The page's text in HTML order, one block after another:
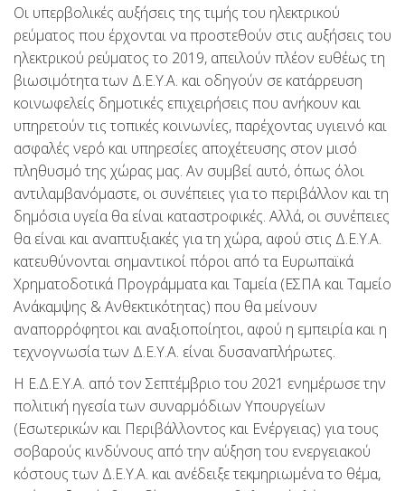
Οι υπερβολικές αυξήσεις της τιμής του ηλεκτρικού
ρεύματος που έρχονται να προστεθούν στις αυξήσεις του
ηλεκτρικού ρεύματος το 2019, απειλούν πλέον ευθέως τη
βιωσιμότητα των Δ.Ε.Υ.Α. και οδηγούν σε κατάρρευση
κοινωφελείς δημοτικές επιχειρήσεις που ανήκουν και
υπηρετούν τις τοπικές κοινωνίες, παρέχοντας υγιεινό και
ασφαλές νερό και υπηρεσίες αποχέτευσης στον μισό
πληθυσμό της χώρας μας. Αν συμβεί αυτό, όπως όλοι
αντιλαμβανόμαστε, οι συνέπειες για το περιβάλλον και τη
δημόσια υγεία θα είναι καταστροφικές. Αλλά, οι συνέπειες
θα είναι και αναπτυξιακές για τη χώρα, αφού στις Δ.Ε.Υ.Α.
κατευθύνονται σημαντικοί πόροι από τα Ευρωπαϊκά
Χρηματοδοτικά Προγράμματα και Ταμεία (ΕΣΠΑ και Ταμείο
Ανάκαμψης & Ανθεκτικότητας) που θα μείνουν
αναπορρόφητοι και αναξιοποίητοι, αφού η εμπειρία και η
τεχνογνωσία των Δ.Ε.Υ.Α. είναι δυσαναπλήρωτες.
Η Ε.Δ.Ε.Υ.Α. από τον Σεπτέμβριο του 2021 ενημέρωσε την
πολιτική ηγεσία των συναρμόδιων Υπουργείων
(Εσωτερικών και Περιβάλλοντος και Ενέργειας) για τους
σοβαρούς κινδύνους από την αύξηση του ενεργειακού
κόστους των Δ.Ε.Υ.Α. και ανέδειξε τεκμηριωμένα το θέμα,